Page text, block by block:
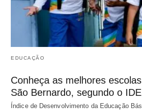
EDUCAÇÃO
Conheça as melhores
São Bernardo, segundo o
Índice de Desenvolvimento da Educação